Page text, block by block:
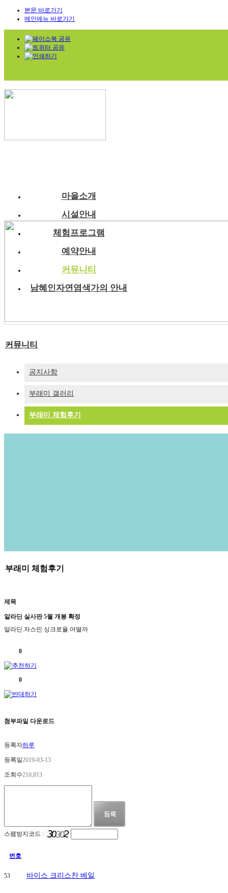
본문 바로가기
메인메뉴 바로가기
마을소개
시설안내
체험프로그램
예약안내
커뮤니티
남혜인자연염색가의 안내
커뮤니티
공지사항
부래미 갤러리
부래미 체험후기
부래미 체험후기
제목
알라딘 실사판 5월 개봉 확정
알라딘.자스민 싱크로율 어떨까
0
0
첨부파일 다운로드
등록자하루
등록일2019-03-13
조회수210,813
스팸방지코드 :
번호
53 바이스 크리스찬 베일